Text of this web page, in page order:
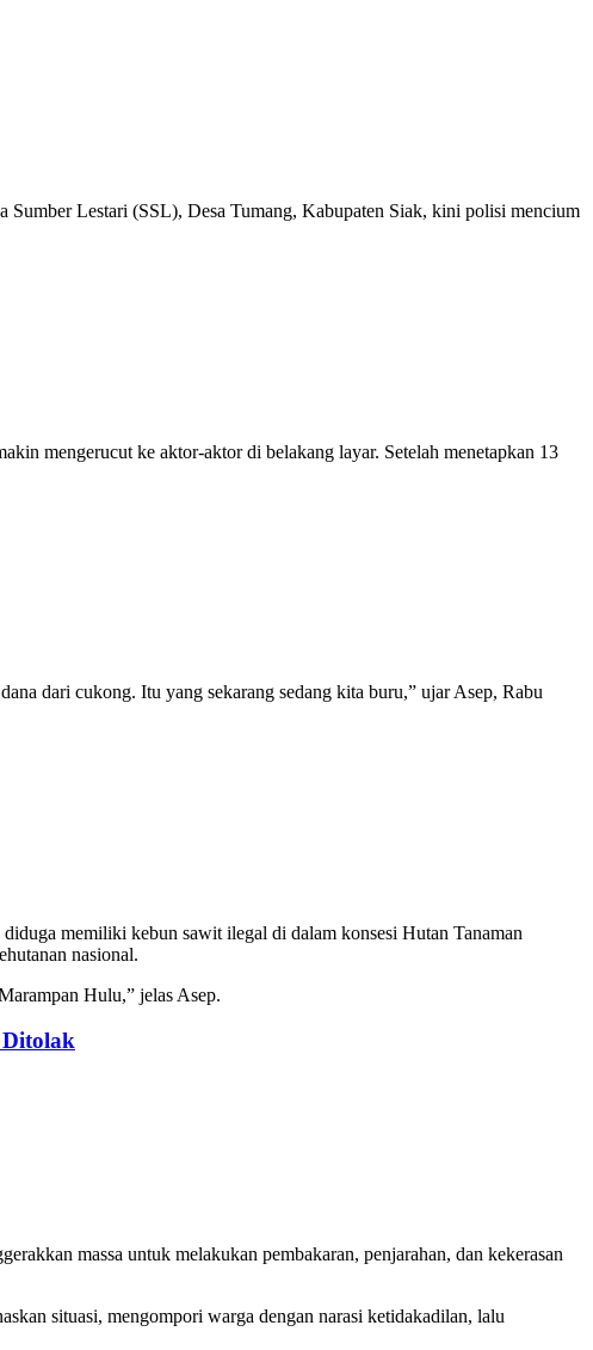
Sumber Lestari (SSL), Desa Tumang, Kabupaten Siak, kini polisi mencium
mengerucut ke aktor-aktor di belakang layar. Setelah menetapkan 13
dari cukong. Itu yang sekarang sedang kita buru,” ujar Asep, Rabu
memiliki kebun sawit ilegal di dalam konsesi Hutan Tanaman
nasional.
Hulu,” jelas Asep.
Ditolak
massa untuk melakukan pembakaran, penjarahan, dan kekerasan
situasi, mengompori warga dengan narasi ketidakadilan, lalu